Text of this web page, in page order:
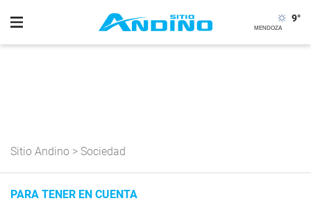
9°
Sitio Andino > Sociedad
PARA TENER EN CUENTA